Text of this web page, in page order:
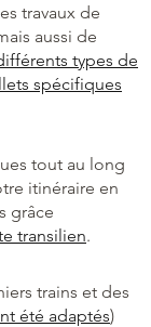
travaux de
aussi de
types de
spécifiques
tout au long
itinéraire en
grâce
transilien.
trains et des
été adaptés)